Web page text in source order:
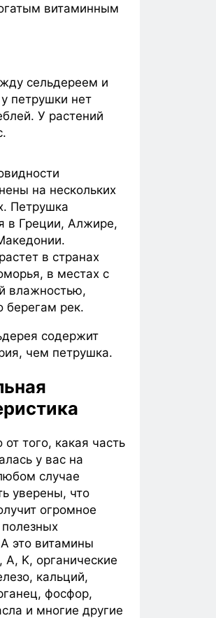
витаминным
сельдереем и
петрушки нет
У растений
на нескольких
Петрушка
в Греции, Алжире,
в странах
в местах с
влажностью,
берегам рек.
содержит
чем петрушка.
того, какая часть
у вас на
случае
уверены, что
огромное
это витамины
A, K, органические
кальций,
фосфор,
и многие другие